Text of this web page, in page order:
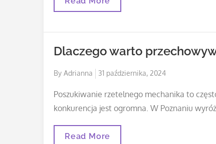
Metoda
Dlaczego warto
By Adrianna
Posted
31 października, 2024
Poszukiwanie rzetelnego mechanika to
konkurencja jest ogromna. W Poznaniu
Dlaczego
Read More